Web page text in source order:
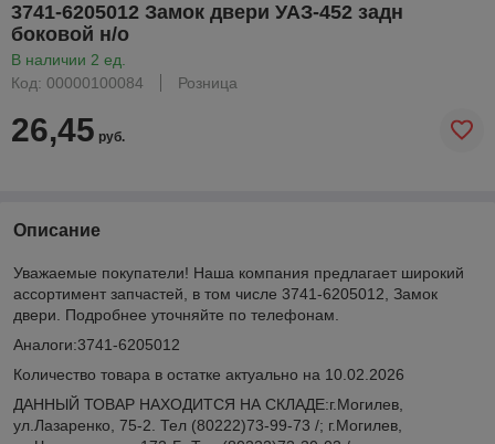
3741-6205012 Замок двери УАЗ-452 задн
боковой н/о
В наличии 2 ед.
Код: 00000100084
Розница
26,45 руб.
Описание
Уважаемые покупатели! Наша компания предлагает широкий
ассортимент запчастей, в том числе 3741-6205012, Замок
двери. Подробнее уточняйте по телефонам.
Аналоги:3741-6205012
Количество товара в остатке актуально на 10.02.2026
ДАННЫЙ ТОВАР НАХОДИТСЯ НА СКЛАДE:г.Могилев,
ул.Лазаренко, 75-2. Тел (80222)73-99-73 /; г.Могилев,